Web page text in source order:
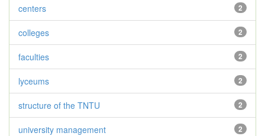
2
centers
2
colleges
2
faculties
2
lyceums
2
structure of the TNTU
2
university management